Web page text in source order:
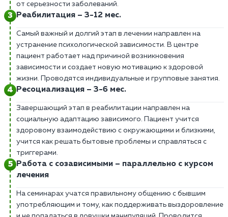
от серьезности заболеваний.
Реабилитация – 3-12 мес.
Самый важный и долгий этап в лечении направлен на
устранение психологической зависимости. В центре
пациент работает над причиной возникновения
зависимости и создает новую мотивацию к здоровой
жизни. Проводятся индивидуальные и групповые занятия.
Ресоциализация – 3-6 мес.
Завершающий этап в реабилитации направлен на
социальную адаптацию зависимого. Пациент учится
здоровому взаимодействию с окружающими и близкими,
учится как решать бытовые проблемы и справляться с
триггерами.
Работа с созависимыми – параллельно с курсом
лечения
На семинарах учатся правильному общению с бывшим
употребляющим и тому, как поддерживать выздоровление